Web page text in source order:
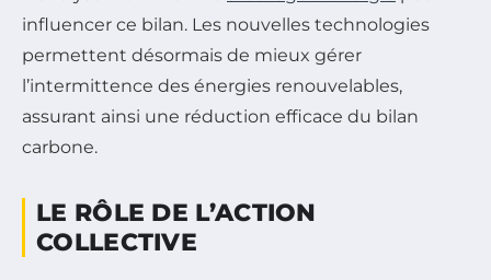
influencer ce bilan. Les nouvelles technologies
permettent désormais de mieux gérer
l’intermittence des énergies renouvelables,
assurant ainsi une réduction efficace du bilan
carbone.
LE RÔLE DE L’ACTION
COLLECTIVE